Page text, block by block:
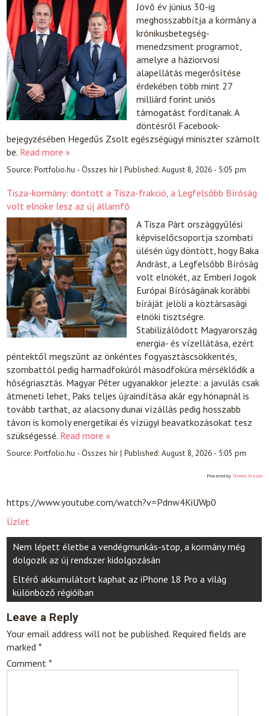
Jövő év június 30-ig
meghosszabbítja a kormány a
krónikusbetegség-
menedzsment programot,
amelyre a háziorvosi
alapellátás megerősítése
érdekében több mint 27
milliárd forint uniós
támogatást fordítanak. A
döntésről Facebook-
bejegyzésében Hegedűs Zsolt egészségügyi miniszter számolt
be. Read more »
Source:Portfolio.hu - Összes hír|Published:August 8, 2026 - 5:05 pm
Tisza-kormány: döntött a Tisza-frakció, a Legfelsőbb Bíróság
volt elnöke lesz az új államfő
A Tisza Párt országgyűlési
képviselőcsoportja szombati
ülésén úgy döntött, hogy Baka
Andrást, a Legfelsőbb Bíróság
volt elnökét, az Emberi Jogok
Európai Bíróságának korábbi
bíráját jelöli a köztársasági
elnöki tisztségre.
Stabilizálódott Magyarország
energia- és vízellátása, ezért
péntektől megszűnt az önkéntes fogyasztáscsökkentés,
szombattól pedig harmadfokúról másodfokúra mérséklődik a
hőségriasztás. Magyar Péter ugyanakkor jelezte: a javulás csak
átmeneti lehet, Paks teljes újraindítása akár egy hónapnál is
tovább tarthat, az alacsony dunai vízállás pedig hosszabb
távon is komoly energetikai és vízügyi beavatkozásokat tesz
szükségessé. Read more »
Source:Portfolio.hu - Összes hír|Published:August 8, 2026 - 5:05 pm
Powered by Theme Mason
https://www.youtube.com/watch?v=Pdnw4KiUWp0
Üzlet
Post
navigation
Nem lépett életbe a vendégmunkás-stop, a kormány még
dolgozik az új rendszer kidolgozásán
Eltérő akkumulátort kaphat az iPhone 18 Pro a világ
különböző régióiban
Leave a Reply
Your email address will not be published. Required fields are
marked*
Comment*